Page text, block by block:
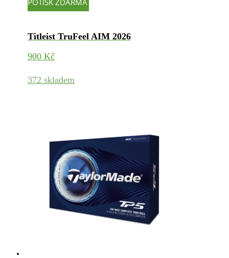
Titleist TruFeel AIM 2026
900 Kč
372 skladem